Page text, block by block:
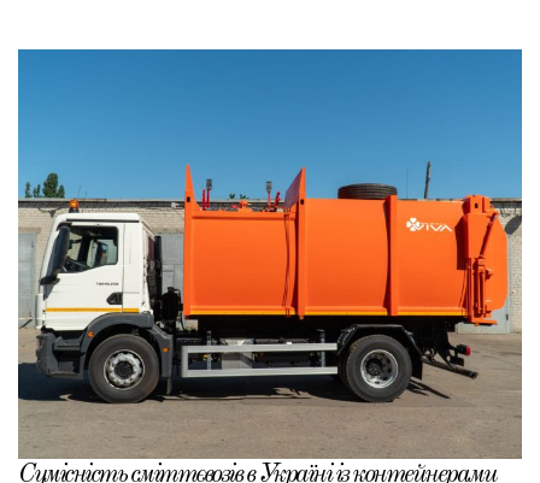
Сумісність сміттєвозів в Україні із контейнерами